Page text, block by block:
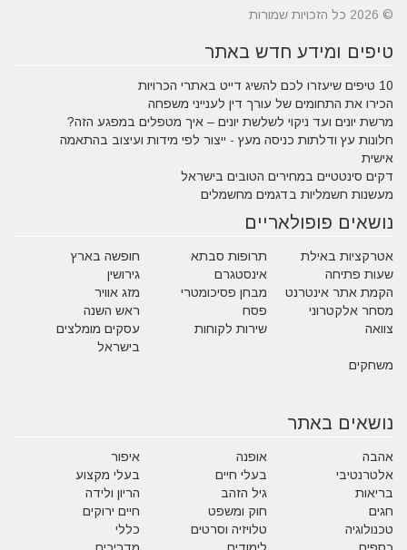
© 2026 כל הזכויות שמורות
טיפים ומידע חדש באתר
10 טיפים שיעזרו לכם להשיג דייט באתרי הכרויות
הכירו את התחומים של עורך דין לענייני משפחה
מרשת יונים ועד ניקוי לשלשת יונים – איך מטפלים במפגע הזה?
חלונות עץ ודלתות כניסה מעץ - ייצור לפי מידות ועיצוב בהתאמה
אישית
דקים סינטטיים במחירים הטובים בישראל
מעשנות חשמליות בדגמים מחשמלים
נושאים פופולאריים
אטרקציות באילת תרופות סבתא
חופשה בארץ
שעות פתיחה
אינסטגרם
גירושין
הקמת אתר אינטרנט
מבחן פסיכומטרי
מזג אוויר
מסחר אלקטרוני
פסח
ראש השנה
צוואה
שירות לקוחות
עסקים מומלצים
בישראל
משחקים
נושאים באתר
אהבה אופנה
איפור
אלטרנטיבי
בעלי חיים
בעלי מקצוע
בריאות
גיל הזהב
הריון ולידה
חגים
חוק ומשפט
חיים ירוקים
טכנולוגיה
טלויזיה וסרטים
כללי